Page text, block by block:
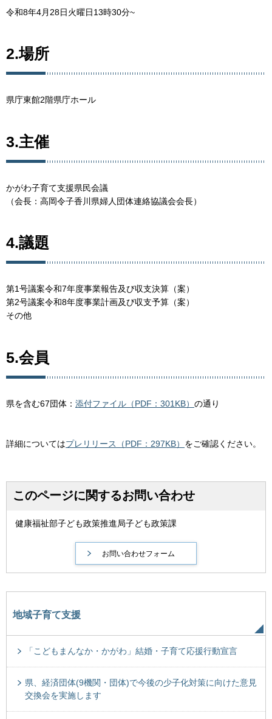
令和8年4月28日火曜日13時30分~
2.場所
県庁東館2階県庁ホール
3.主催
かがわ子育て支援県民会議
（会長：高岡令子香川県婦人団体連絡協議会会長）
4.議題
第1号議案令和7年度事業報告及び収支決算（案）
第2号議案令和8年度事業計画及び収支予算（案）
その他
5.会員
県を含む67団体： 添付ファイル（PDF：301KB） の通り
詳細についてはプレリリース（PDF：297KB） をご確認ください。
このページに関するお問い合わせ
健康福祉部子ども政策推進局子ども政策課
地域子育て支援
「こどもまんなか・かがわ」結婚・子育て応援行動宣言
県、経済団体(9機関・団体)で今後の少子化対策に向けた意見
交換会を実施します